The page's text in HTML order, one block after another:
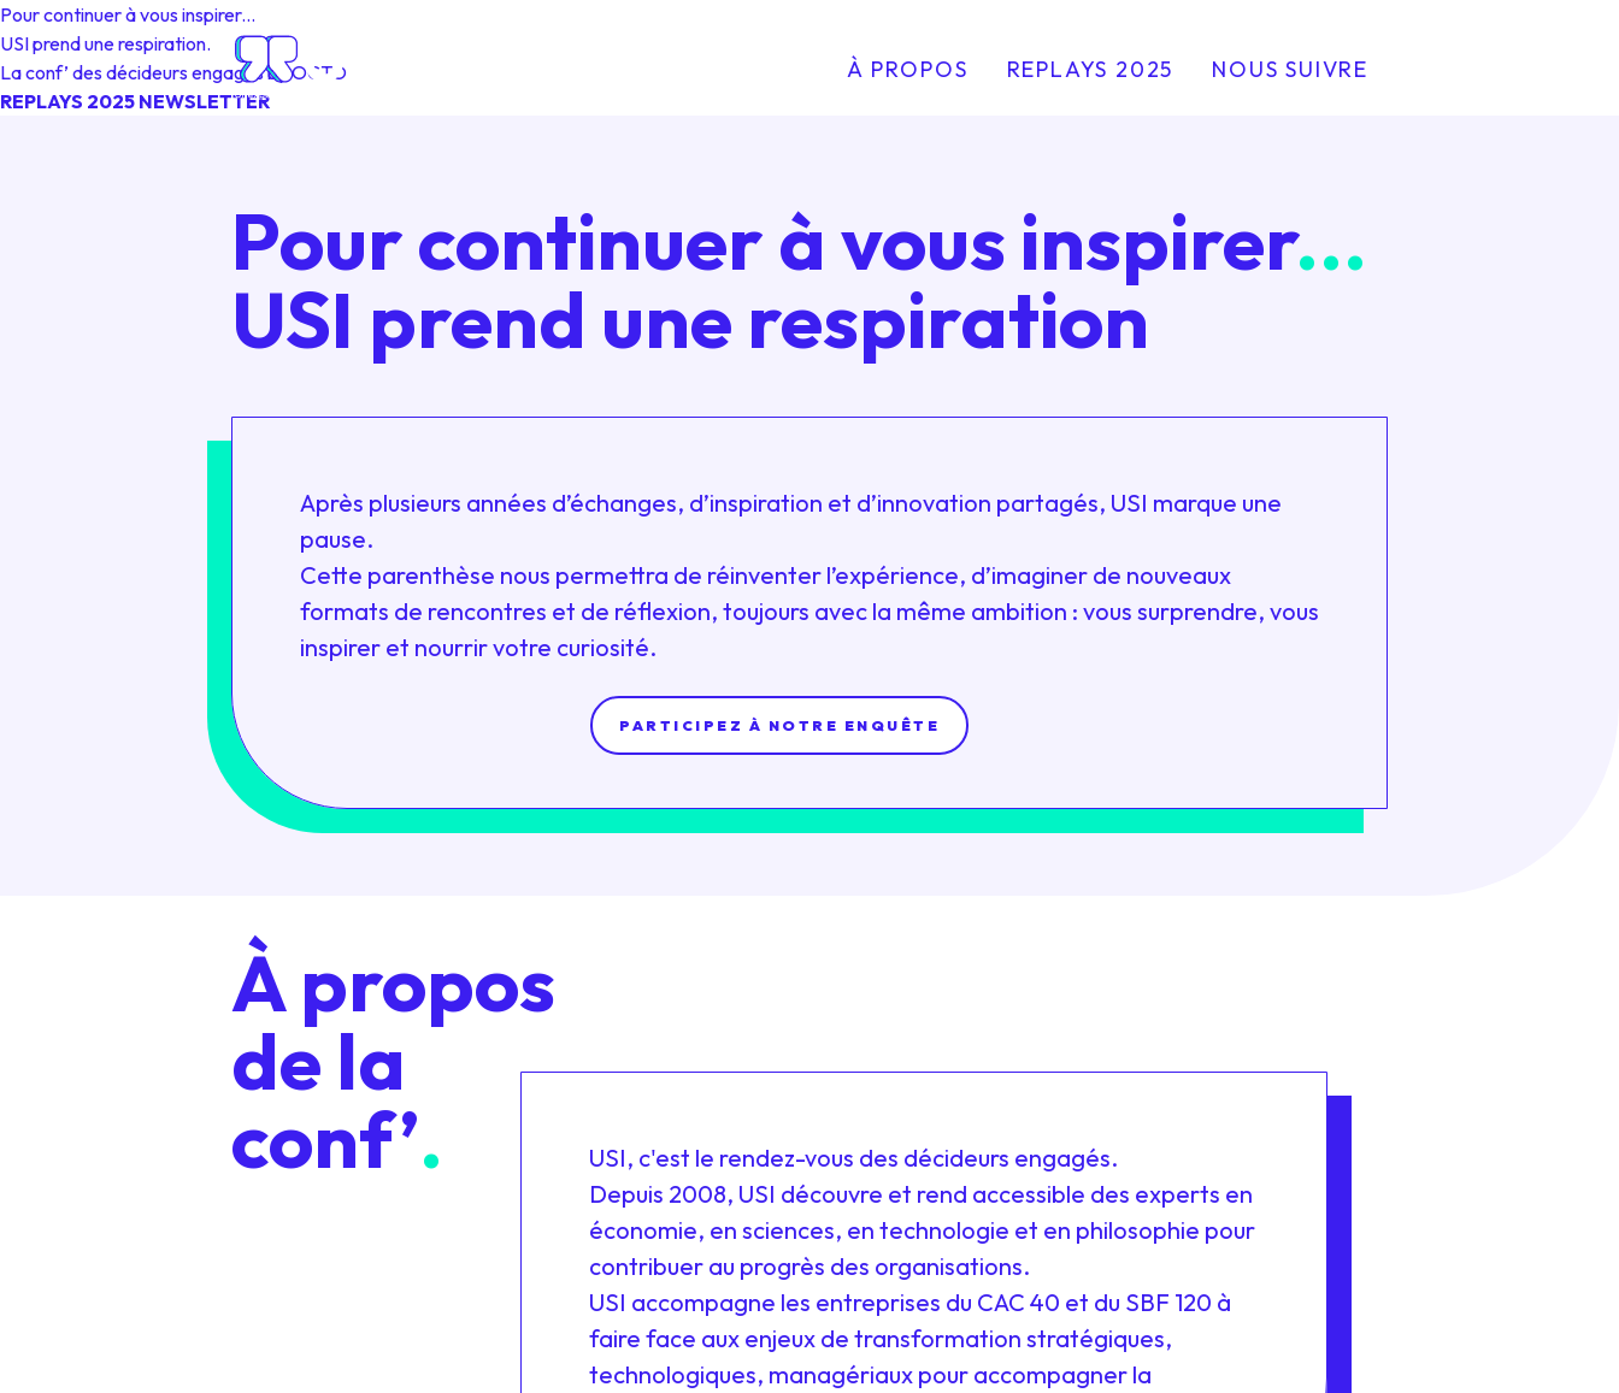
À PROPOS REPLAYS 2025 NOUS SUIVRE
Pour continuer à vous inspirer...
USIprend une respiration.
La conf’ des décideurs engagés by OCTO
REPLAYS 2025 NEWSLETTER
Pour continuer à vous inspirer...
USI prend une respiration
Après plusieurs années d’échanges, d’inspiration et d’innovation partagés, USI marque une
pause.
Cette parenthèse nous permettra de réinventer l’expérience, d’imaginer de nouveaux
formats de rencontres et de réflexion, toujours avec la même ambition : vous surprendre, vous
inspirer et nourrir votre curiosité.
PARTICIPEZ À NOTRE ENQUÊTE
À propos
de la
conf’.
USI, c'est le rendez-vous des décideurs engagés.
Depuis 2008, USI découvre et rend accessible des experts en
économie, en sciences, en technologie et en philosophie pour
contribuer au progrès des organisations.
USI accompagne les entreprises du CAC 40 et du SBF 120 à
faire face aux enjeux de transformation stratégiques,
technologiques, managériaux pour accompagner la